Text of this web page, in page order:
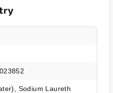
Sodium Laureth